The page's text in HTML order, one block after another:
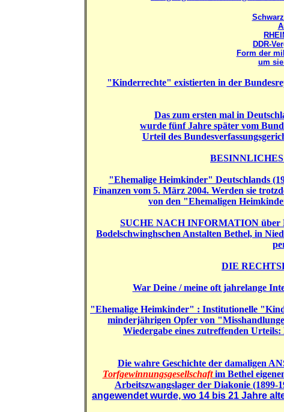
DDR-
Form der
um
"Kinderrechte" existierten in der
Das zum ersten mal in
wurde fünf Jahre später vom
Urteil des
"Ehemalige Heimkinder" Deutschlands
Finanzen vom 5. März 2004. Werden sie
von den "Ehemaligen
SUCHE NACH INFORMATION über
Bodelschwinghschen Anstalten Bethel, in
DIE
War Deine / meine oft jahrelange
"Ehemalige Heimkinder" : Institutionelle
minderjährigen Opfer von
Wiedergabe eines zutreffenden
Die wahre Geschichte der damaligen
Torfgewinnungsgesellschaftim Bethel
Arbeitszwangslager der Diakonie (1899-
angewendet wurde, wo 14 bis 21 Jahre